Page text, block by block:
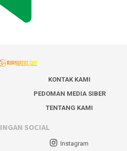
KONTAK KAMI
PEDOMAN MEDIA SIBER
TENTANG KAMI
SOCIAL
Instagram